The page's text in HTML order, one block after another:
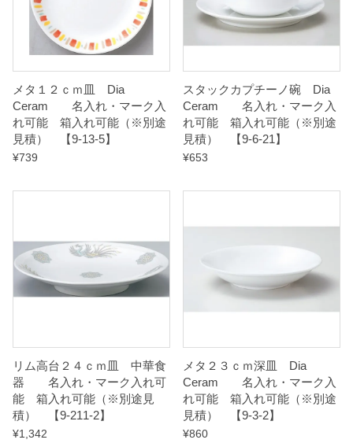
見
積
）
2
1
6
】
q
u
a
メタ１２ｃｍ皿 Dia
Ceram 名入れ・マーク入
れ可能 箱入れ可能（※別途
見積） 【9-13-5】
¥739
スタックカプチーノ碗 Dia
Ceram 名入れ・マーク入
れ可能 箱入れ可能（※別途
見積） 【9-6-21】
¥653
リム高台２４ｃｍ皿 中華食
器 名入れ・マーク入れ可
能 箱入れ可能（※別途見
積） 【9-211-2】
¥1,342
メタ２３ｃｍ深皿 Dia
Ceram 名入れ・マーク入
れ可能 箱入れ可能（※別途
見積） 【9-3-2】
¥860